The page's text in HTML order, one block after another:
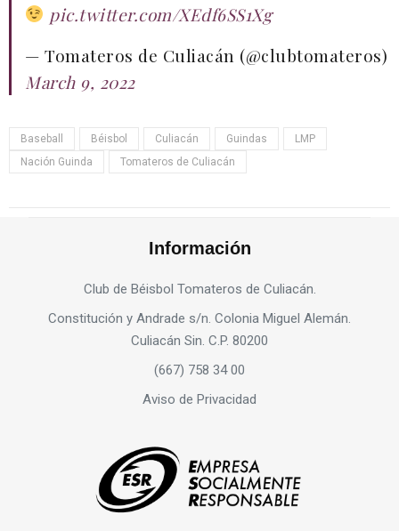
pic.twitter.com/XEdf6SS1Xg
— Tomateros de Culiacán (@clubtomateros)
March 9, 2022
Baseball Béisbol Culiacán Guindas
LMP
Nación Guinda
Tomateros de Culiacán
Información
Club de Béisbol Tomateros de Culiacán.
Constitución y Andrade s/n. Colonia Miguel Alemán.
Culiacán Sin. C.P. 80200
(667) 758 34 00
Aviso de Privacidad